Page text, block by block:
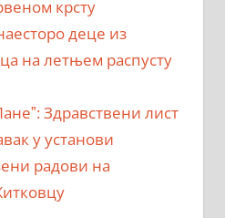
крсту
деце из
на летњем распусту
Здравствени лист
у установи
радови на